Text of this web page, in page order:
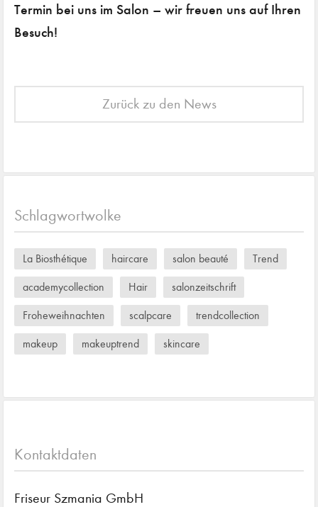
Termin bei uns im Salon – wir freuen uns auf Ihren
Besuch!
Zurück zu den News
Schlagwortwolke
La Biosthétique haircare salon beauté Trend
academycollection Hair salonzeitschrift
Froheweihnachten scalpcare trendcollection
makeup makeuptrend skincare
Kontaktdaten
Friseur Szmania GmbH